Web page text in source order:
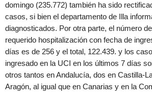
domingo (235.772) también ha sido
casos, si bien el departamento de Illa
diagnosticados. Por otra parte, el número
requerido hospitalización con fecha de
días es de 256 y el total, 122.439. y los
ingresado en la UCI en los últimos 7 días
otros tantos en Andalucía, dos en Castilla-
Aragón, al igual que en Canarias y en la